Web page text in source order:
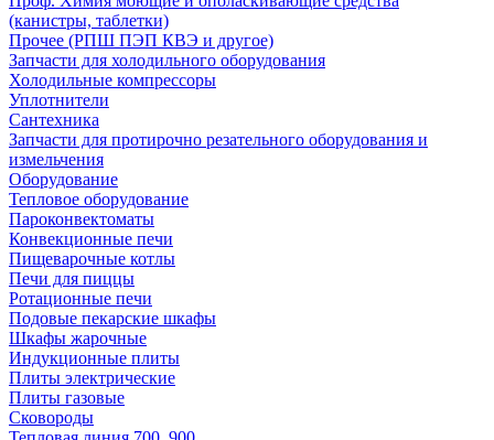
(канистры, таблетки)
Прочее (РПШ ПЭП КВЭ и другое)
Запчасти для холодильного оборудования
Холодильные компрессоры
Уплотнители
Сантехника
Запчасти для протирочно резательного оборудования и
измельчения
Оборудование
Тепловое оборудование
Пароконвектоматы
Конвекционные печи
Пищеварочные котлы
Печи для пиццы
Ротационные печи
Подовые пекарские шкафы
Шкафы жарочные
Индукционные плиты
Плиты электрические
Плиты газовые
Сковороды